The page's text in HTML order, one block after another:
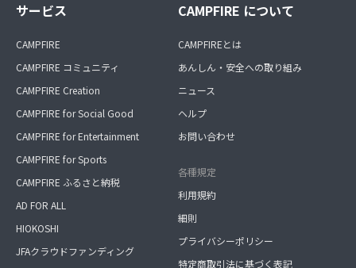
サービス
CAMPFIRE
CAMPFIRE コミュニティ
CAMPFIRE Creation
CAMPFIRE for Social Good
CAMPFIRE for Entertainment
CAMPFIRE for Sports
CAMPFIRE ふるさと納税
AD FOR ALL
HIOKOSHI
JFAクラウドファンディング
CAMPFIRE について
CAMPFIREとは
あんしん・安全への取り組み
ニュース
ヘルプ
お問い合わせ
各種規定
利用規約
細則
プライバシーポリシー
特定商取引法に基づく表記